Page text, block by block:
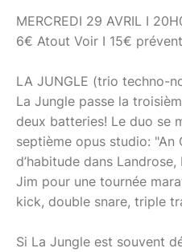
MERCREDI 29 AVRIL I
6€ Atout Voir I 15€
LA JUNGLE (trio techno-
La Jungle passe la
deux batteries! Le duo se
septième opus studio: "An
d’habitude dans
Jim pour une tournée
kick, double snare, triple
Si La Jungle est souvent